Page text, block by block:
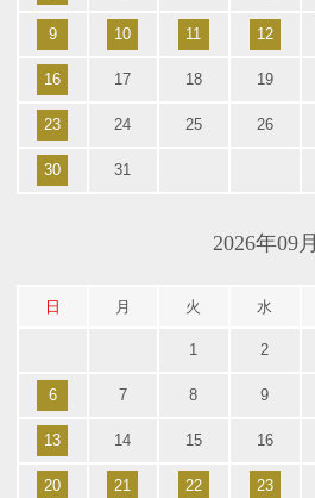
9 10 11 12
16 17 18 19
23 24 25 26
30 31
2026年09月
日 月 火 水
1 2
6 7 8 9
13 14 15 16
20 21 22 23